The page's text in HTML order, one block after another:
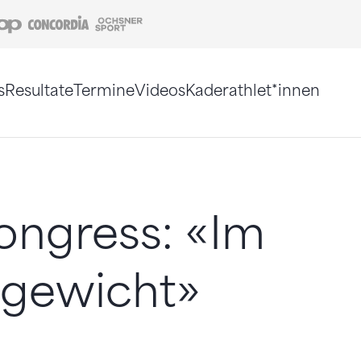
Coop Concordia
ResultateTermineVideosKaderathlet*innen
«Im